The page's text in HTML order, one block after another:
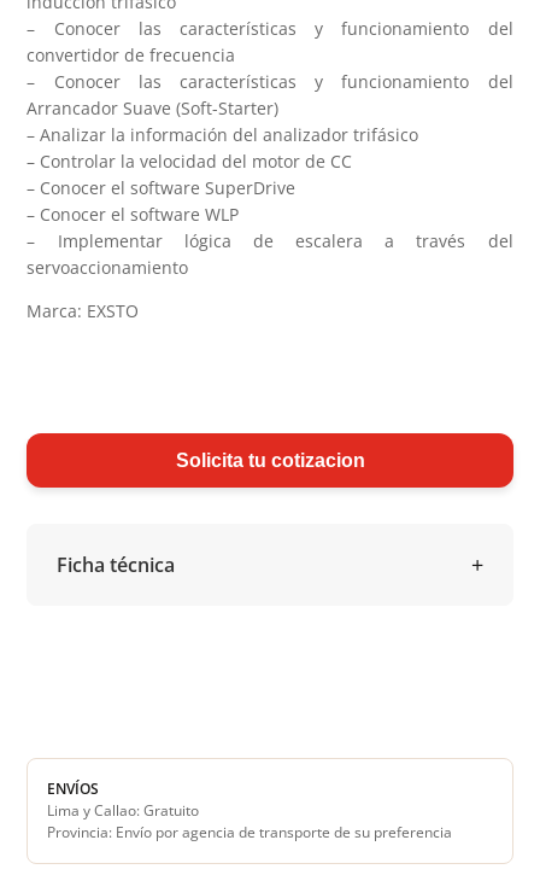
– Conocer las características y funcionamiento del
convertidor de frecuencia
– Conocer las características y funcionamiento del
Arrancador Suave (Soft-Starter)
– Analizar la información del analizador trifásico
– Controlar la velocidad del motor de CC
– Conocer el software SuperDrive
– Conocer el software WLP
– Implementar lógica de escalera a través del
servoaccionamiento
Marca: EXSTO
Solicita tu cotizacion
Ficha técnica
ENVÍOS
Lima y Callao: Gratuito
Provincia: Envío por agencia de transporte de su preferencia